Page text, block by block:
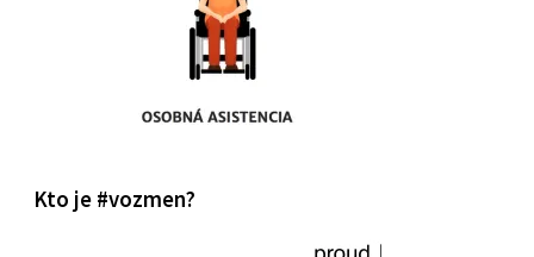
Kto je #vozmen?